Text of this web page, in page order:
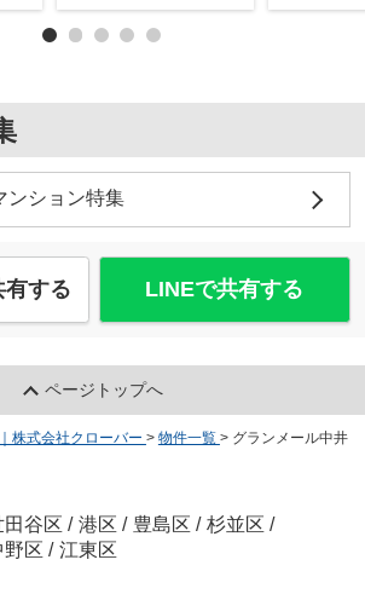
ンション特集
有する LINEで共有する
ページトップへ
株式会社クローバー > 物件一覧 > グランメール中井
田谷区 / 港区 / 豊島区 / 杉並区 /
野区 / 江東区